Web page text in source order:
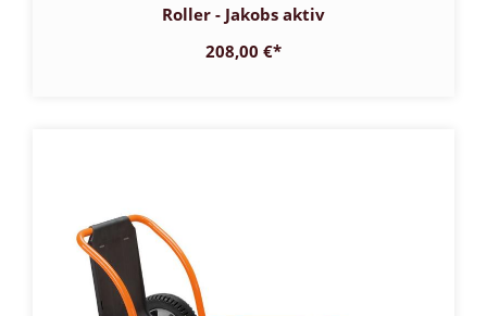
Roller - Jakobs aktiv
208,00 €*